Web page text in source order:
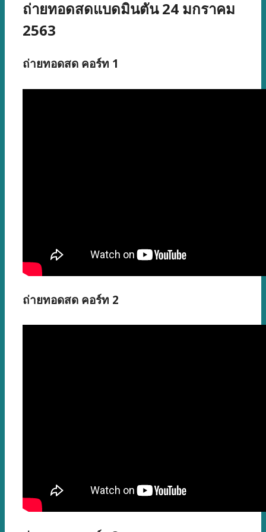
ถ่ายทอดสดแบดมินตัน 24 มกราคม
2563
ถ่ายทอดสด คอร์ท 1
ถ่ายทอดสด คอร์ท 2